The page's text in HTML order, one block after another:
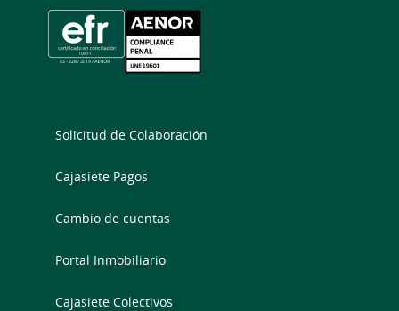
Solicitud de Colaboración
Cajasiete Pagos
Cambio de cuentas
Portal Inmobiliario
Cajasiete Colectivos